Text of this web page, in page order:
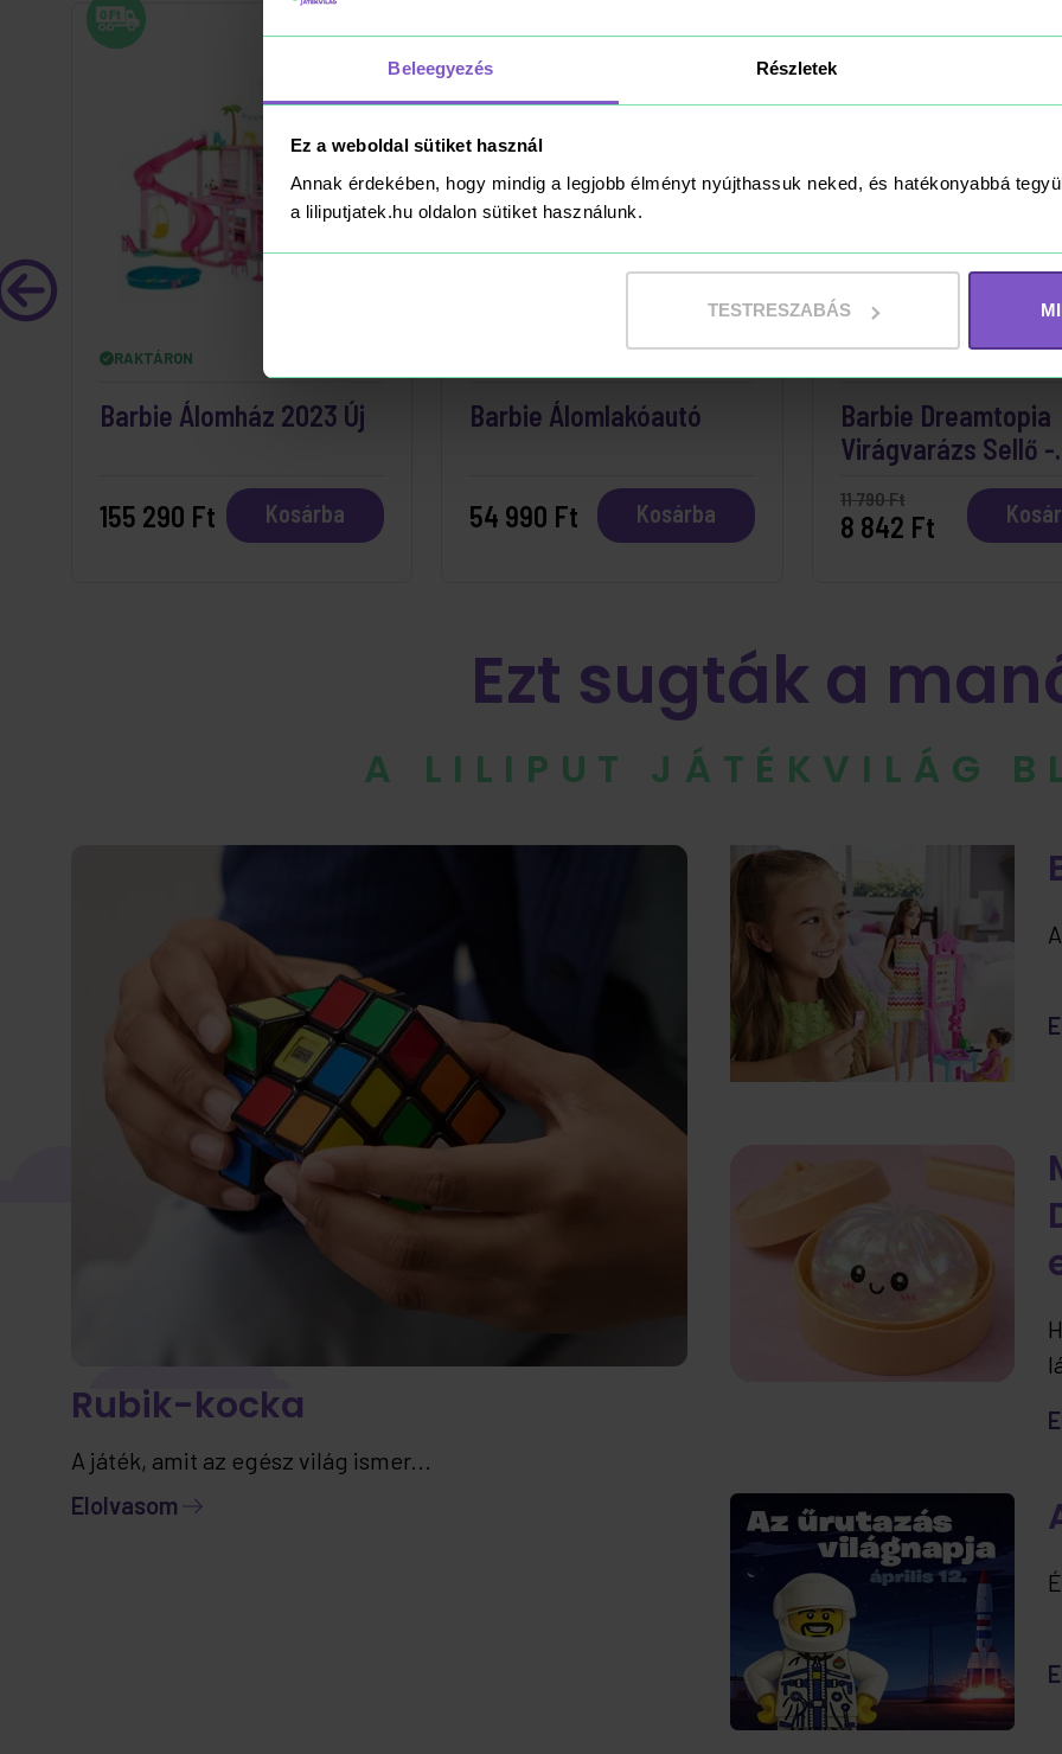
Beleegyezés Részletek
Ez a weboldal sütiket használ
Annak érdekében, hogy mindig a legjobb élményt nyújthassuk neked, és hatékonyabbá
a liliputjatek.hu oldalon sütiket használunk.
TESTRESZABÁS
RAKTÁRON
Barbie Álomház 2023 Új
155 290 Ft Kosárba
Barbie Álomlakóautó
54 990 Ft Kosárba
Barbie Dreamtopia
Virágvarázs Sellő -
11 790 Ft
8 842 Ft
Ezt sugták a
A LILIPUT JÁTÉKVILÁG
Rubik-kocka
A játék, amit az egész világ ismer...
Elolvasom